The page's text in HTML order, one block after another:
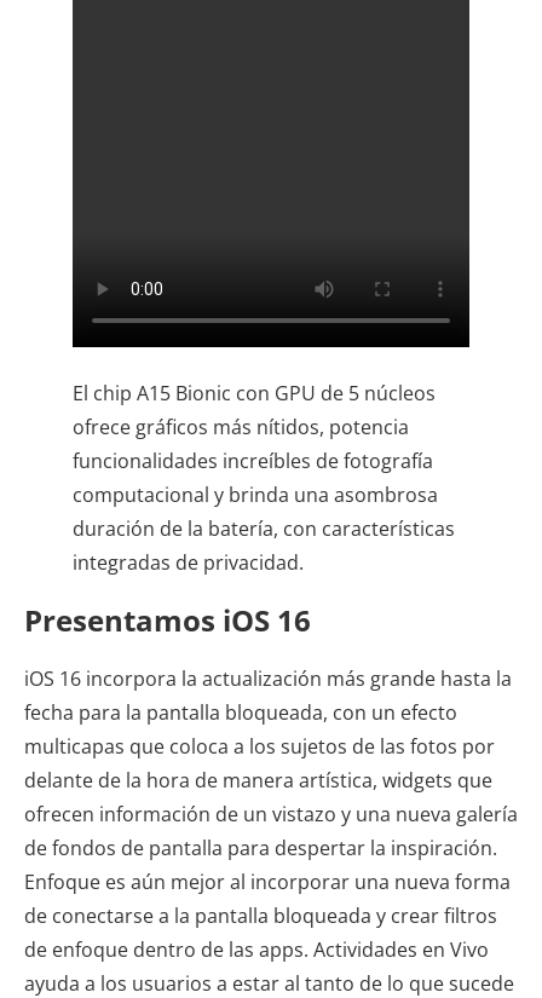
El chip A15 Bionic con GPU de 5 núcleos
ofrece gráficos más nítidos, potencia
funcionalidades increíbles de fotografía
computacional y brinda una asombrosa
duración de la batería, con características
integradas de privacidad.
Presentamos iOS 16
iOS 16 incorpora la actualización más grande hasta la
fecha para la pantalla bloqueada, con un efecto
multicapas que coloca a los sujetos de las fotos por
delante de la hora de manera artística, widgets que
ofrecen información de un vistazo y una nueva galería
de fondos de pantalla para despertar la inspiración.
Enfoque es aún mejor al incorporar una nueva forma
de conectarse a la pantalla bloqueada y crear filtros
de enfoque dentro de las apps. Actividades en Vivo
ayuda a los usuarios a estar al tanto de lo que sucede